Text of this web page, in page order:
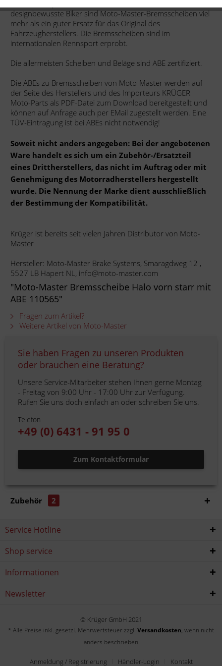
designbewusste Biker sind Moto-Master-Bremsscheiben viel
mehr als ein guter Ersatz für das Original des
Fahrzeugherstellers. Die Bremsscheiben sind im
internationalen Rennsport erprobt.
Die allermeisten Scheiben und Beläge sind ABE zertifiziert.
Die ABEs zu Bremsscheiben von Moto-Master werden auf
der Seite des Herstellers und des Importeurs KRÜGER
Moto-Parts als PDF-Datei zum Download bereitgestellt und
können auf Anfrage auch per EMail zugestellt werden. Eine
TÜV-Eintragung ist bei ABEs nicht notwendig!
Soweit nicht anders angegeben: Bei der angebotenen
Ware handelt es sich um ein Zubehör-/Ersatzteil
eines Drittherstellers, das nicht im Auftrag oder mit
Genehmigung des Motorradherstellers hergestellt
wurde. Die Nennung der Marke dient ausschließlich
der Bestimmung der Kompatibilität.
Krüger ist bereits seit vielen Jahren Distributor von Moto-
Master
Hersteller: Moto-Master Brake Systems, Smaragdweg 12 ,
5527 LB Hapert NL, info@moto-master.com
"Moto-Master Bremsscheibe Halo vorn starr mit
ABE 110565"
Fragen zum Artikel?
Weitere Artikel von Moto-Master
Sie haben Fragen zu unseren Produkten
oder brauchen eine Beratung?
Unsere Service-Mitarbeiter stehen Ihnen gerne Montag
- Freitag von 9:00 Uhr - 17:00 Uhr zur Verfügung.
Rufen Sie uns doch einfach an oder schreiben Sie uns.
Telefon
+49 (0) 6431 - 91 95 0
Zum Kontaktformular
Zubehör 2
Service Hotline
Shop service
Informationen
Newsletter
© Krüger GmbH 2021
* Alle Preise inkl. gesetzl. Mehrwertsteuer zzgl. Versandkosten, wenn nicht
anders beschrieben
Anmeldung / Registrierung Händler-Login Kontakt